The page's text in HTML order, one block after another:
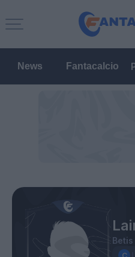
News Fantacalcio
Betis